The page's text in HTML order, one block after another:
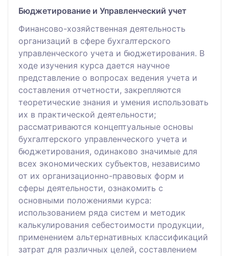
Бюджетирование и Управленческий учет
Финансово-хозяйственная деятельность
организаций в сфере бухгалтерского
управленческого учета и бюджетирования. В
ходе изучения курса дается научное
представление о вопросах ведения учета и
составления отчетности, закрепляются
теоретические знания и умения использовать
их в практической деятельности;
рассматриваются концептуальные основы
бухгалтерского управленческого учета и
бюджетирования, одинаково значимые для
всех экономических субъектов, независимо
от их организационно-правовых форм и
сферы деятельности, ознакомить с
основными положениями курса:
использованием ряда систем и методик
калькулирования себестоимости продукции,
применением альтернативных классификаций
затрат для различных целей, составлением